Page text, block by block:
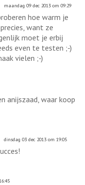
maandag 09 dec 2013 om 09:29
hoe warm je
want ze
moet je erbij
even te testen ;-)
vielen ;-)
anijszaad, waar koop
dinsdag 03 dec 2013 om 19:05